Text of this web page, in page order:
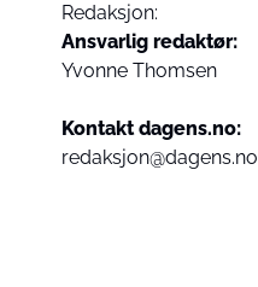
Redaksjon:
Ansvarlig redaktør:
Yvonne Thomsen
Kontakt dagens.no:
redaksjon@dagens.no